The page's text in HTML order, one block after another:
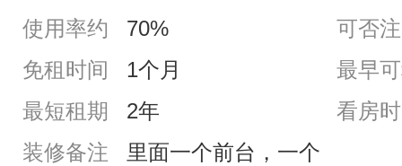
使用率约 70%
可否
免租时间
1个月
最早
最短租期
2年
看房
装修备注
里面一个前台，一个